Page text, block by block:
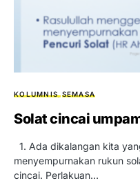
KOLUMNIS SEMASA
Solat cincai
1. Ada dikalangan kita
menyempurnakan rukun
cincai. Perlakuan…